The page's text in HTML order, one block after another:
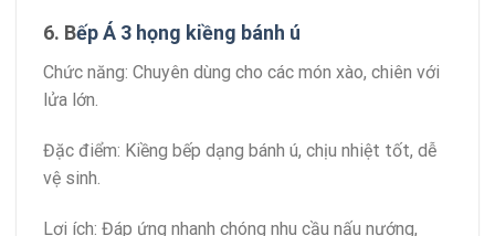
6. Bếp Á 3 họng kiềng bánh ú
Chức năng: Chuyên dùng cho các món xào, chiên với
lửa lớn.
Đặc điểm: Kiềng bếp dạng bánh ú, chịu nhiệt tốt, dễ
vệ sinh.
Lợi ích: Đáp ứng nhanh chóng nhu cầu nấu nướng,